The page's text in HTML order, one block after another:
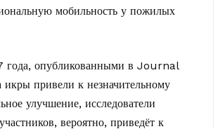
мобильность у пожилых
года, опубликованными в Journal
привели к незначительному
улучшение, исследователи
вероятно, приведёт к